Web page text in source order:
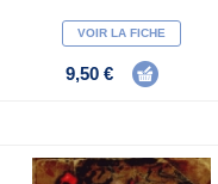
VOIR LA FICHE
9,50 €